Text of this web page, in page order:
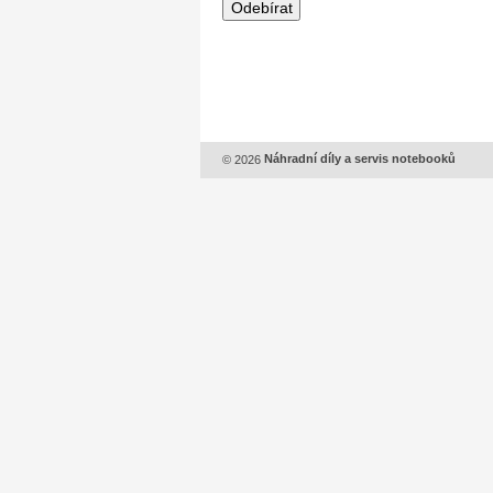
© 2026 Náhradní díly a servis notebooků